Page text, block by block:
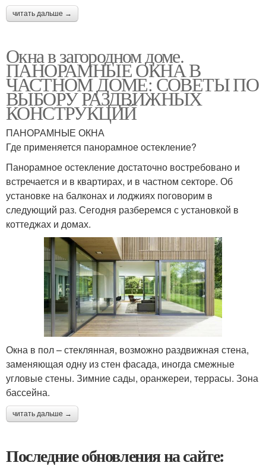
читать дальше →
Окна в загородном доме.
ПАНОРАМНЫЕ ОКНА В
ЧАСТНОМ ДОМЕ: СОВЕТЫ ПО
ВЫБОРУ РАЗДВИЖНЫХ
КОНСТРУКЦИЙ
ПАНОРАМНЫЕ ОКНА
Где применяется панорамное остекление?
Панорамное остекление достаточно востребовано и
встречается и в квартирах, и в частном секторе. Об
установке на балконах и лоджиях поговорим в
следующий раз. Сегодня разберемся с установкой в
коттеджах и домах.
Окна в пол – стеклянная, возможно раздвижная стена,
заменяющая одну из стен фасада, иногда смежные
угловые стены. Зимние сады, оранжереи, террасы. Зона
бассейна.
читать дальше →
Последние обновления на сайте: